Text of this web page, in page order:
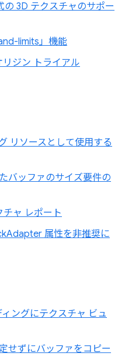
の 3D テクスチャのサポー
limits」機能
ジン トライアル
リソースとして使用する
バッファのサイズ要件の
チャ レポート
属性を非推奨に
ングにテクスチャ ビュ
せずにバッファをコピー